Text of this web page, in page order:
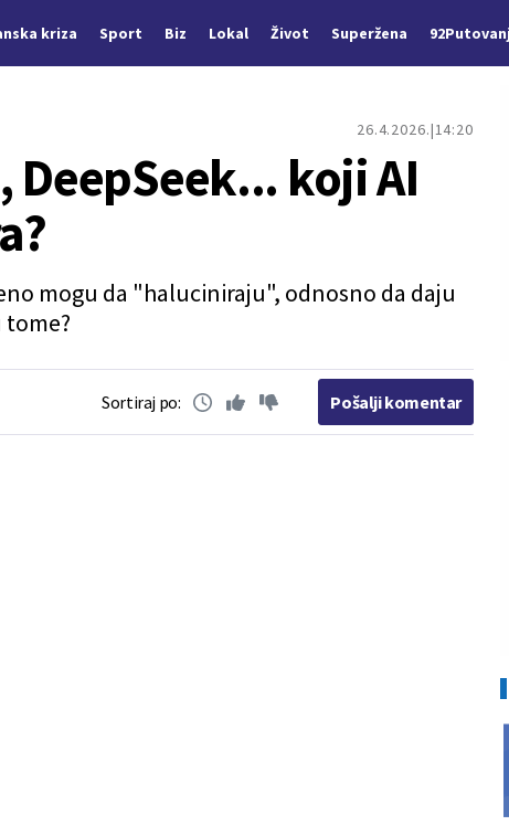
kriza Sport Biz Lokal Život Superžena
26.4.2026. 14:20
DeepSeek... koji AI
mogu da "haluciniraju", odnosno da daju
Sortiraj po: Pošalji komentar